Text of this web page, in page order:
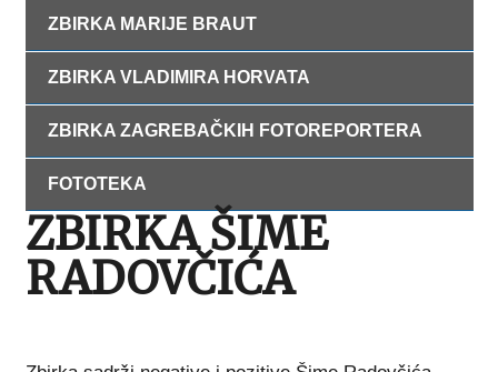
ZBIRKA MARIJE BRAUT
ZBIRKA VLADIMIRA HORVATA
ZBIRKA ZAGREBAČKIH FOTOREPORTERA
FOTOTEKA
ZBIRKA ŠIME
RADOVČIĆA